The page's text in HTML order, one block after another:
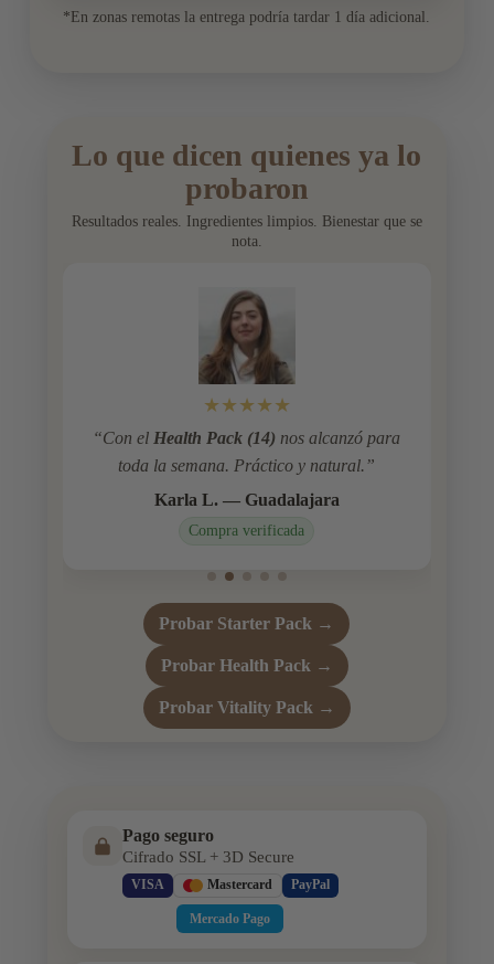
*En zonas remotas la entrega podría tardar 1 día adicional.
Lo que dicen quienes ya lo
probaron
Resultados reales. Ingredientes limpios. Bienestar que se
nota.
★★★★★
“Probé DefenseySleep: descanso mejor y
me siento ligera.”
Sofía G. — Monterrey
Compra verificada
Probar Starter Pack →
Probar Health Pack →
Probar Vitality Pack →
Pago seguro
Cifrado SSL + 3D Secure
VISA Mastercard PayPal
Mercado Pago